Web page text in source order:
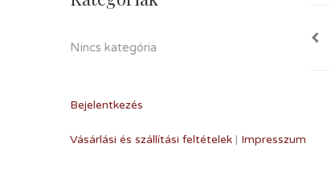
Nincs kategória
Bejelentkezés
Vásárlási és szállítási feltételek | Impresszum